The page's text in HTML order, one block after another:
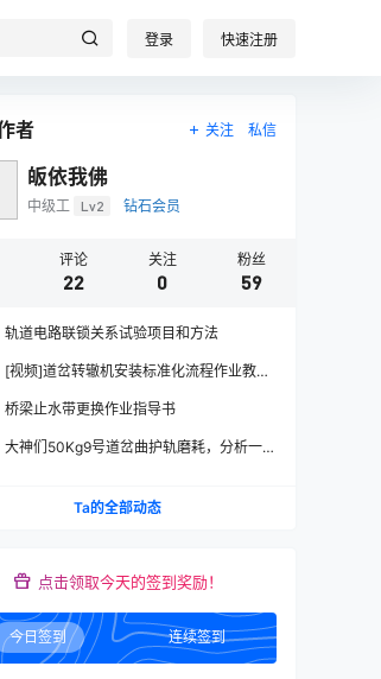
登录 快速注册
者 关注 私信
皈依我佛
中级工 Lv2 钻石会员
评论
22
关注
0
粉丝
59
轨道电路联锁关系试验项目和方法
[视频]道岔转辙机安装标准化流程作业教学
桥梁止水带更换作业指导书
大神们50Kg9号道岔曲护轨磨耗，分析一
Ta的全部动态
点击领取今天的签到奖励！
今日签到 连续签到